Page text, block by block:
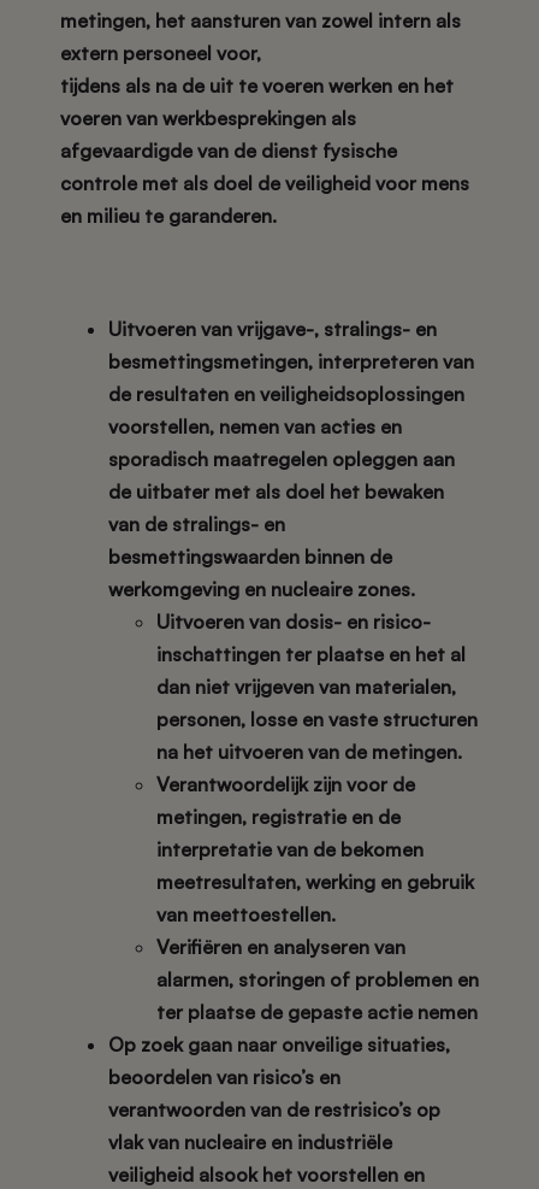
metingen, het aansturen van zowel intern als
extern personeel voor,
tijdens als na de uit te voeren werken en het
voeren van werkbesprekingen als
afgevaardigde van de dienst fysische
controle met als doel de veiligheid voor mens
en milieu te garanderen.
Uitvoeren van vrijgave-, stralings- en
besmettingsmetingen, interpreteren van
de resultaten en veiligheidsoplossingen
voorstellen, nemen van acties en
sporadisch maatregelen opleggen aan
de uitbater met als doel het bewaken
van de stralings- en
besmettingswaarden binnen de
werkomgeving en nucleaire zones.
Uitvoeren van dosis- en risico-
inschattingen ter plaatse en het al
dan niet vrijgeven van materialen,
personen, losse en vaste structuren
na het uitvoeren van de metingen.
Verantwoordelijk zijn voor de
metingen, registratie en de
interpretatie van de bekomen
meetresultaten, werking en gebruik
van meettoestellen.
Verifiëren en analyseren van
alarmen, storingen of problemen en
ter plaatse de gepaste actie nemen
Op zoek gaan naar onveilige situaties,
beoordelen van risico’s en
verantwoorden van de restrisico’s op
vlak van nucleaire en industriële
veiligheid alsook het voorstellen en